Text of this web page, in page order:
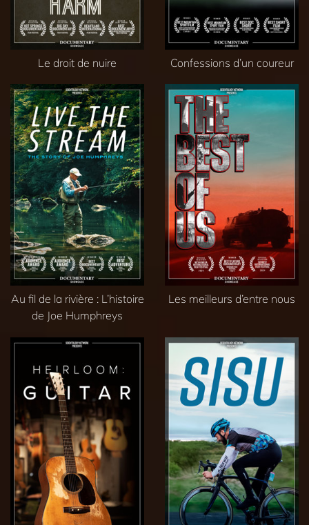
Le droit de nuire Confessions d’un coureur
Au fil de la rivière : L’histoire
de Joe Humphreys
Les meilleurs d’entre nous